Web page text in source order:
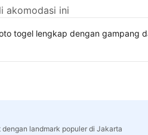
akomodasi ini
togel lengkap dengan gampang
landmark populer di Jakarta